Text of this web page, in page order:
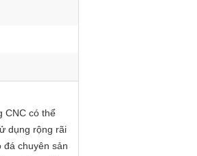
CNC có thể
dụng rộng rãi
đá chuyên sản